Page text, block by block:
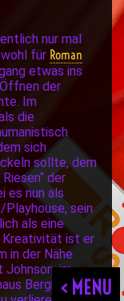
< MENU
nur mal
für Roman
etwas ins
der
Im
die
sich
sollte, dem
der
es nun als
Playhouse, sein
als eine
Kreativität ist er
in der Nähe
im
Berghain: